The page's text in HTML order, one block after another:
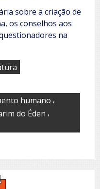
sobre a criação de
os conselhos aos
na
humano ,
do Éden ,